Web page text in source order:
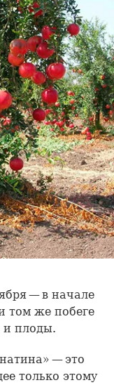
— в начале
том же побеге
и плоды.
— это
только этому